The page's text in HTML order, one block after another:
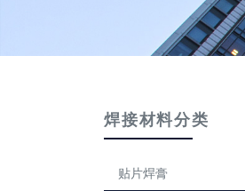
焊接材料分类
贴片焊膏